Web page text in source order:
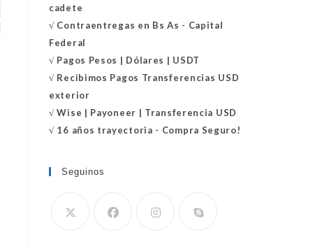
cadete
√ Contraentregas en Bs As - Capital
Federal
√ Pagos Pesos | Dólares | USDT
√ Recibimos Pagos Transferencias USD
exterior
√ Wise | Payoneer | Transferencia USD
√ 16 años trayectoria - Compra Seguro!
Seguinos